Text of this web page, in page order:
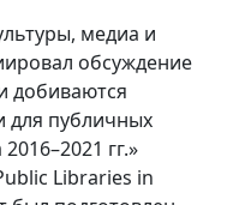
медиа и
обсуждение
добиваются
для публичных
гг.»
Libraries in